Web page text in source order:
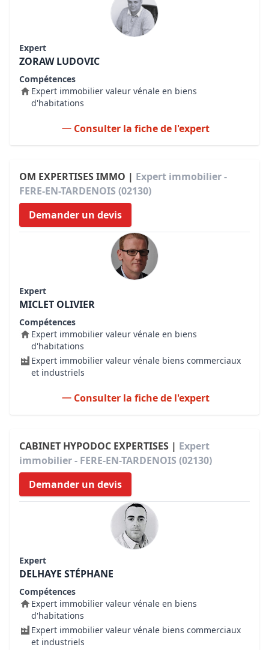
Expert
ZORAW LUDOVIC
Compétences
Expert immobilier valeur vénale en biens
d'habitations
Consulter la fiche de l'expert
OM EXPERTISES IMMO | Expert immobilier -
FERE-EN-TARDENOIS (02130)
Demander un devis
Expert
MICLET OLIVIER
Compétences
Expert immobilier valeur vénale en biens
d'habitations
Expert immobilier valeur vénale biens commerciaux
et industriels
Consulter la fiche de l'expert
CABINET HYPODOC EXPERTISES | Expert
immobilier - FERE-EN-TARDENOIS (02130)
Demander un devis
Expert
DELHAYE STÉPHANE
Compétences
Expert immobilier valeur vénale en biens
d'habitations
Expert immobilier valeur vénale biens commerciaux
et industriels